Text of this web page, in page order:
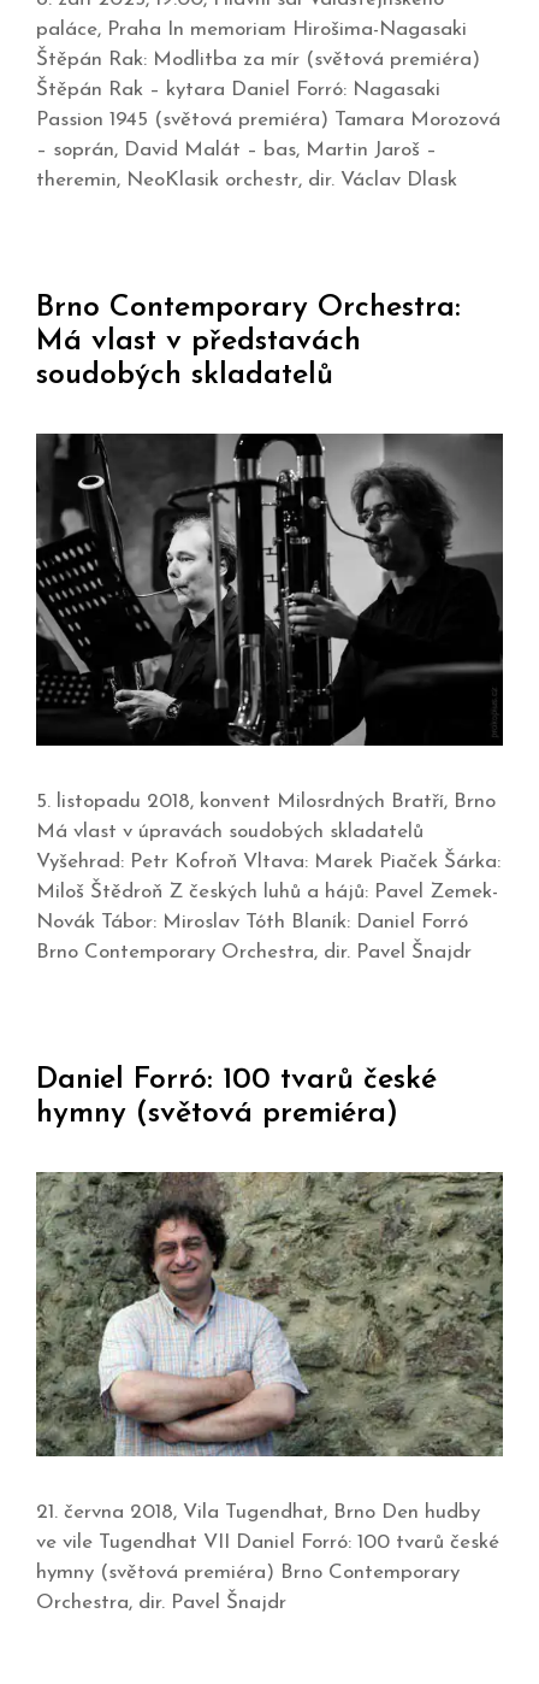
paláce, Praha In memoriam Hirošima-Nagasaki
Štěpán Rak: Modlitba za mír (světová premiéra)
Štěpán Rak – kytara Daniel Forró: Nagasaki
Passion 1945 (světová premiéra) Tamara Morozová
– soprán, David Malát – bas, Martin Jaroš –
theremin, NeoKlasik orchestr, dir. Václav Dlask
Brno Contemporary Orchestra:
Má vlast v představách
soudobých skladatelů
5. listopadu 2018, konvent Milosrdných Bratří, Brno
Má vlast v úpravách soudobých skladatelů
Vyšehrad: Petr Kofroň Vltava: Marek Piaček Šárka:
Miloš Štědroň Z českých luhů a hájů: Pavel Zemek-
Novák Tábor: Miroslav Tóth Blaník: Daniel Forró
Brno Contemporary Orchestra, dir. Pavel Šnajdr
Daniel Forró: 100 tvarů české
hymny (světová premiéra)
21. června 2018, Vila Tugendhat, Brno Den hudby
ve vile Tugendhat VII Daniel Forró: 100 tvarů české
hymny (světová premiéra) Brno Contemporary
Orchestra, dir. Pavel Šnajdr